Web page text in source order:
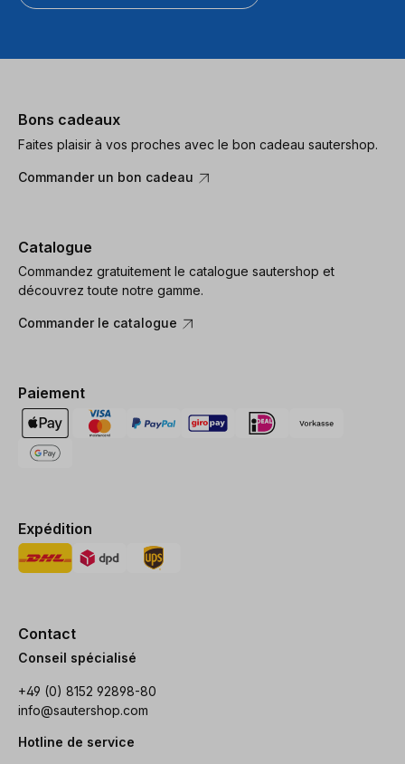
Bons cadeaux
Faites plaisir à vos proches avec le bon cadeau sautershop.
Commander un bon cadeau
Catalogue
Commandez gratuitement le catalogue sautershop et
découvrez toute notre gamme.
Commander le catalogue
Paiement
Expédition
Contact
Conseil spécialisé
+49 (0) 8152 92898-80
info@sautershop.com
Hotline de service